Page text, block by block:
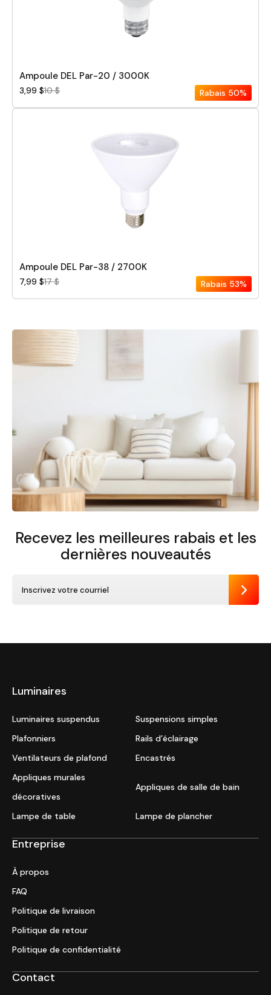
Ampoule DEL Par-20 / 3000K
3,99 $10 $ Rabais 50%
Ampoule DEL Par-38 / 2700K
7,99 $17 $ Rabais 53%
Recevez les meilleures rabais et les
dernières nouveautés
Luminaires
Luminaires suspendus
Suspensions simples
Plafonniers
Rails d’éclairage
Ventilateurs de plafond
Encastrés
Appliques murales
décoratives
Appliques de salle de bain
Lampe de table Lampe de plancher
Entreprise
À propos
FAQ
Politique de livraison
Politique de retour
Politique de confidentialité
Contact